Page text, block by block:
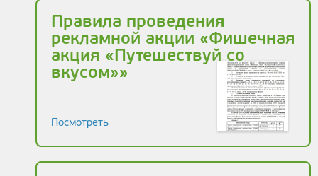
Правила проведения
рекламной акции «Фишечная
акция «Путешествуй со
вкусом»»
Посмотреть